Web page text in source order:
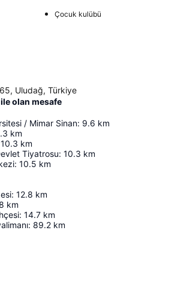
Çocuk kulübü
Uludağ, Türkiye
ile olan mesafe
/ Mimar Sinan: 9.6 km
km
10.3 km
Tiyatrosu: 10.3 km
: 10.5 km
: 12.8 km
km
: 14.7 km
: 89.2 km